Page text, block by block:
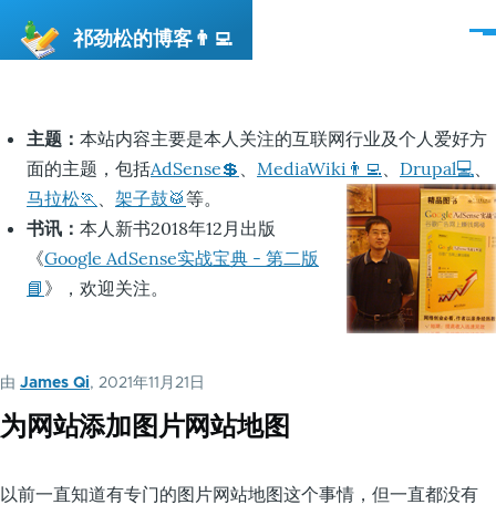
祁劲松的博客👨‍💻
菜
主题： 本站内容主要是本人关注的互联网行业及个人爱好方
面的主题，包括AdSense💲 、 MediaWiki👨‍💻、 Drupal💻、
马拉松🏃 、 架子鼓🥁等。
书讯： 本人新书2018年12月出版
《Google AdSense实战宝典 - 第二版
📘 》，欢迎关注。
由 James Qi, 2021年11月21日
为网站添加图片网站地图
以前一直知道有专门的图片网站地图这个事情，但一直都没有